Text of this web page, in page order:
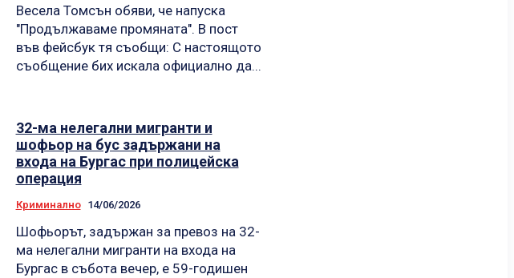
Весела Томсън обяви, че напуска
"Продължаваме промяната". В пост
във фейсбук тя съобщи: С настоящото
съобщение бих искала официално да...
32-ма нелегални мигранти и
шофьор на бус задържани на
входа на Бургас при полицейска
операция
Криминално 14/06/2026
Шофьорът, задържан за превоз на 32-
ма нелегални мигранти на входа на
Бургас в събота вечер, е 59-годишен